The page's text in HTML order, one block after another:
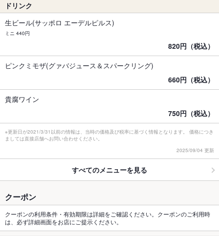
ドリンク
生ビール(サッポロ エーデルピルス)
ミニ 440円
820円（税込）
ピンクミモザ(グァバジュース＆スパークリング)
660円（税込）
貴腐ワイン
750円（税込）
※更新日が2021/3/31以前の情報は、当時の価格及び税率に基づく情報となります。 価格につき
ましては直接店舗へお問い合わせください。
2025/09/04 更新
すべてのメニューを見る
クーポン
クーポンの利用条件・有効期限は詳細をご確認ください。クーポンのご利用時
は、必ず詳細画面をお店にご提示ください。